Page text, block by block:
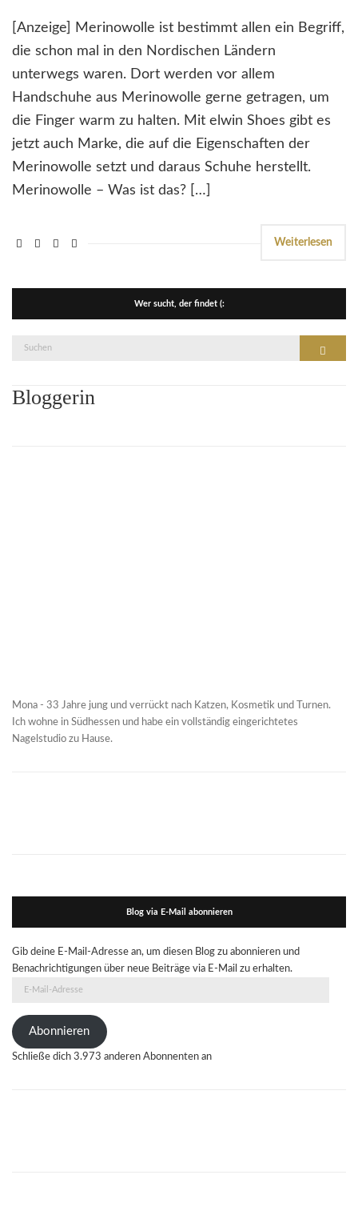
[Anzeige] Merinowolle ist bestimmt allen ein Begriff,
die schon mal in den Nordischen Ländern
unterwegs waren. Dort werden vor allem
Handschuhe aus Merinowolle gerne getragen, um
die Finger warm zu halten. Mit elwin Shoes gibt es
jetzt auch Marke, die auf die Eigenschaften der
Merinowolle setzt und daraus Schuhe herstellt.
Merinowolle – Was ist das? […]
Weiterlesen
Wer sucht, der findet (:
Suche
Bloggerin
Mona - 33 Jahre jung und verrückt nach Katzen, Kosmetik und Turnen.
Ich wohne in Südhessen und habe ein vollständig eingerichtetes
Nagelstudio zu Hause.
Blog via E-Mail abonnieren
Gib deine E-Mail-Adresse an, um diesen Blog zu abonnieren und
Benachrichtigungen über neue Beiträge via E-Mail zu erhalten.
Adresse
Abonnieren
Schließe dich 3.973 anderen Abonnenten an